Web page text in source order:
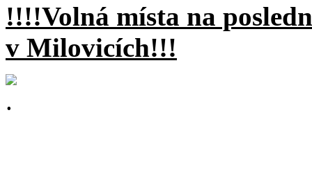
!!!!Volná místa na
v Milovicích!!!